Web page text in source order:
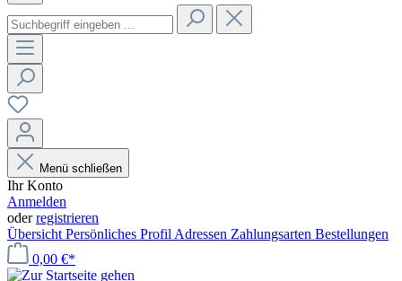
Menü schließen
Ihr Konto
Anmelden
oderregistrieren
Übersicht Persönliches Profil Adressen Zahlungsarten Bestellungen
0,00 €*